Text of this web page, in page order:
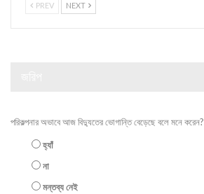
PREV NEXT
পরিকল্পনার অভাবে আজ বিদ্যুতের ভোগান্তি বেড়েছে বলে মনে করেন?
হ্যাঁ
না
মন্তব্য নেই